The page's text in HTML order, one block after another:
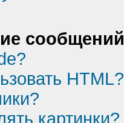
HTML?
картинки?